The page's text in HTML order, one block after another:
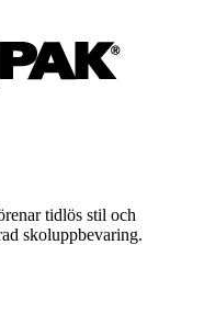
tidlös stil och
skoluppbevaring.